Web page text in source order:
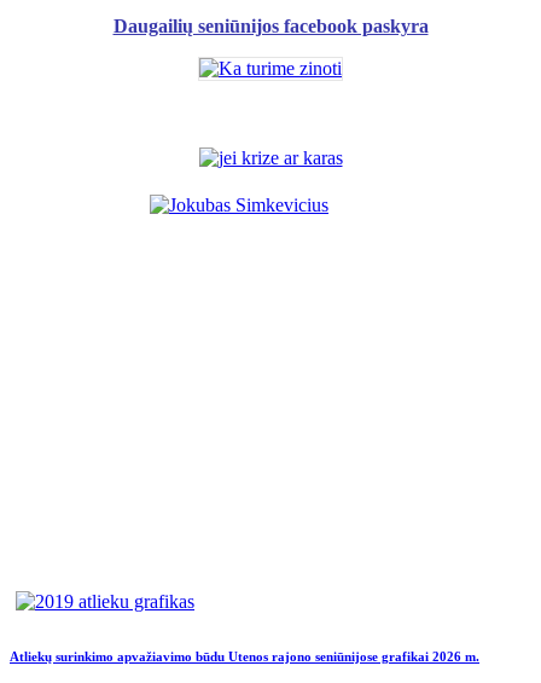
Daugailių seniūnijos facebook paskyra
Atliekų surinkimo apvažiavimo būdu Utenos rajono seniūnijose grafikai 2026 m.